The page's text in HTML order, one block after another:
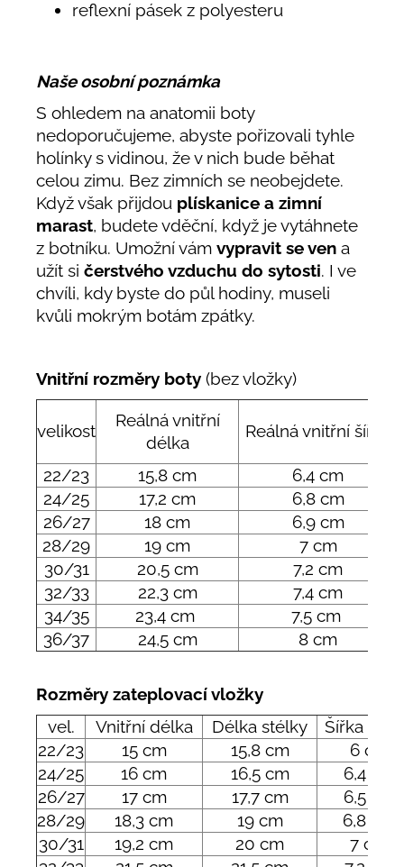
reflexní pásek z polyesteru
Naše osobní poznámka
S ohledem na anatomii boty
nedoporučujeme, abyste pořizovali tyhle
holínky s vidinou, že v nich bude běhat
celou zimu. Bez zimních se neobejdete.
Když však přijdou plískanice a zimní
marast, budete vděční, když je vytáhnete
z botníku. Umožní vám vypravit se ven a
užít si čerstvého vzduchu do sytosti. I ve
chvíli, kdy byste do půl hodiny, museli
kvůli mokrým botám zpátky.
Vnitřní rozměry boty (bez vložky)
velikost
Reálná vnitřní
délka
Reálná vnitřní šířka
22/23 15,8 cm
6,4 cm
24/25
17,2 cm
6,8 cm
26/27
18 cm
6,9 cm
28/29
19 cm
7 cm
30/31
20,5 cm
7,2 cm
32/33
22,3 cm
7,4 cm
34/35
23,4 cm
7,5 cm
36/37
24,5 cm 8 cm
Rozměry zateplovací vložky
vel.
Vnitřní délka Délka stélky
Šířka
22/23
15 cm 15,8 cm
6 cm
24/25
16 cm 16,5 cm
6,4 cm
26/27
17 cm 17,7 cm
6,5 cm
28/29
18,3 cm 19 cm
6,8 cm
30/31
19,2 cm 20 cm
7 cm